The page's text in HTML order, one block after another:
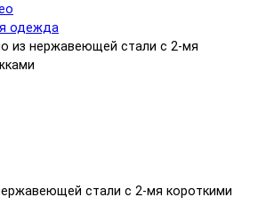
одежда
из нержавеющей стали с 2-мя
стали с 2-мя короткими